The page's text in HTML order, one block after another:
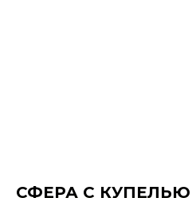
СФЕРА С КУПЕЛЬЮ